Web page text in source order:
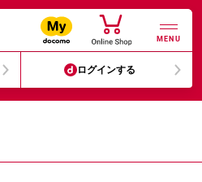
MENU
ログインする